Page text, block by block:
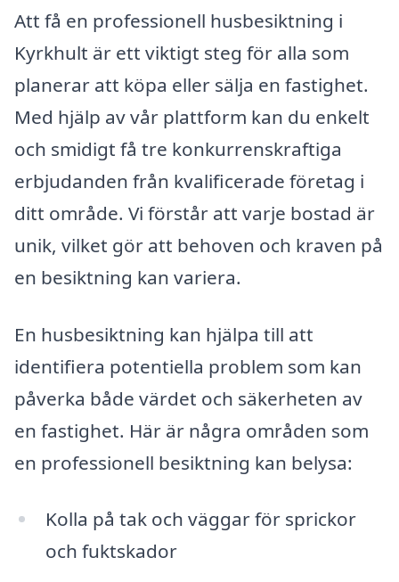
Att få en professionell husbesiktning i
Kyrkhult är ett viktigt steg för alla som
planerar att köpa eller sälja en fastighet.
Med hjälp av vår plattform kan du enkelt
och smidigt få tre konkurrenskraftiga
erbjudanden från kvalificerade företag i
ditt område. Vi förstår att varje bostad är
unik, vilket gör att behoven och kraven på
en besiktning kan variera.
En husbesiktning kan hjälpa till att
identifiera potentiella problem som kan
påverka både värdet och säkerheten av
en fastighet. Här är några områden som
en professionell besiktning kan belysa:
Kolla på tak och väggar för sprickor
och fuktskador